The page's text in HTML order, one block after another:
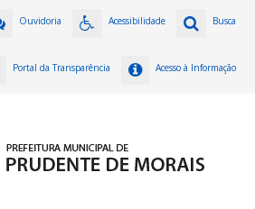
Busca
Acessibilidade
Ouvidoria
Acesso à Informação
Portal da Transparência